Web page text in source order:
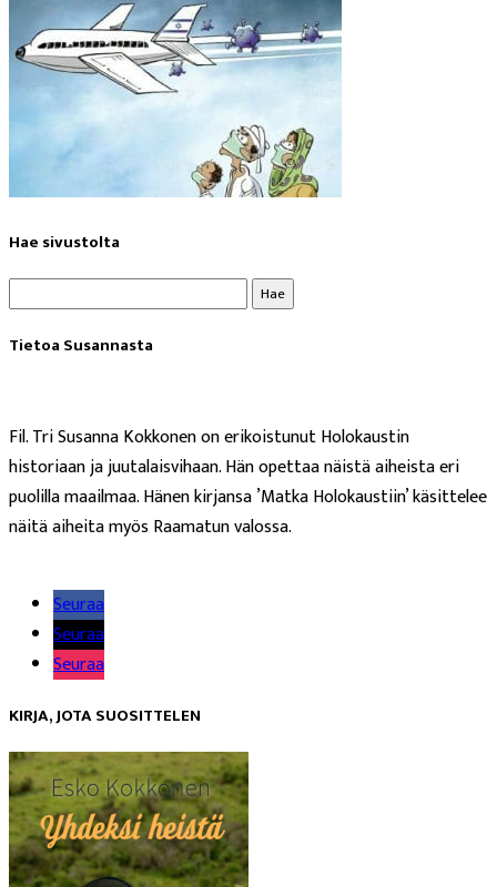
Hae sivustolta
Tietoa Susannasta
Fil. Tri Susanna Kokkonen on erikoistunut Holokaustin
historiaan ja juutalaisvihaan. Hän opettaa näistä aiheista eri
puolilla maailmaa. Hänen kirjansa ’Matka Holokaustiin’ käsittelee
näitä aiheita myös Raamatun valossa.
Seuraa
Seuraa
Seuraa
KIRJA, JOTA SUOSITTELEN